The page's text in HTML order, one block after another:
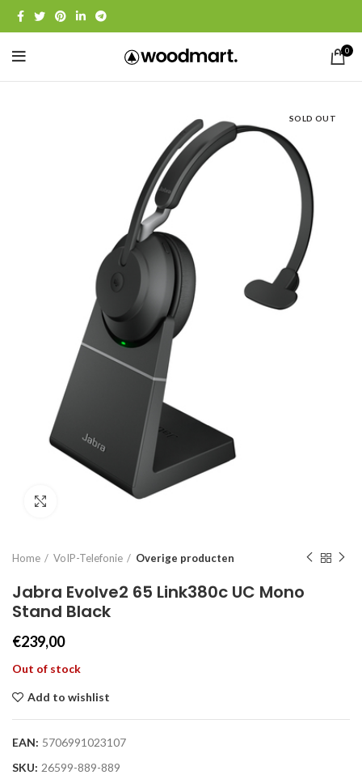
0
SOLD OUT
Click to enlarge
Home VoIP-Telefonie Overige producten
Jabra Evolve2 65 Link380c UC Mono
Stand Black
€239,00
Out of stock
Add to wishlist
EAN: 5706991023107
SKU: 26599-889-889